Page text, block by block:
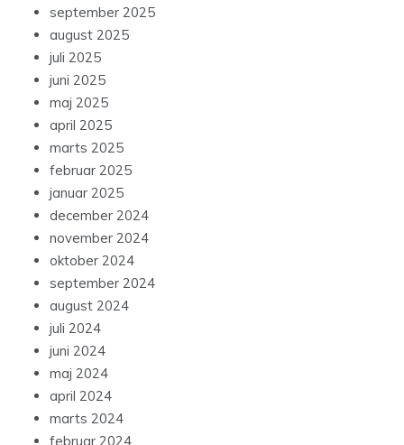
september 2025
august 2025
juli 2025
juni 2025
maj 2025
april 2025
marts 2025
februar 2025
januar 2025
december 2024
november 2024
oktober 2024
september 2024
august 2024
juli 2024
juni 2024
maj 2024
april 2024
marts 2024
februar 2024